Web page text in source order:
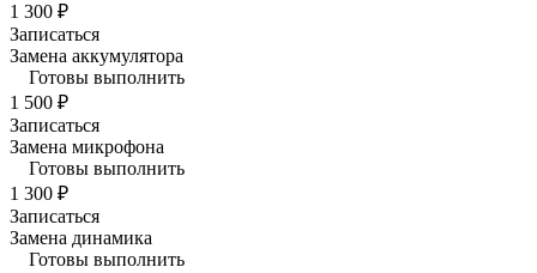
1 300 ₽
Записаться
Замена аккумулятора
Готовы выполнить
1 500 ₽
Записаться
Замена микрофона
Готовы выполнить
1 300 ₽
Записаться
Замена динамика
Готовы выполнить